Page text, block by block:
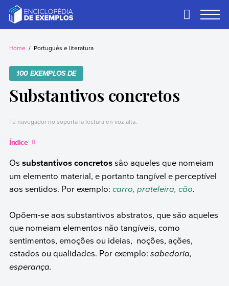
contentExemplos
Precisa de
temos.
Primary
Home Português e literatura
100 EXEMPLOS DE
Substantivos concretos
Tu navegador no soporta la lectura en voz alta.
Índice
Os substantivos concretossão aqueles que nomeiam
um elemento material, e portanto tangível e perceptível
aos sentidos. Por exemplo: carro, prateleira, cão.
Opõem-se aos substantivos abstratos, que são aqueles
que nomeiam elementos não tangíveis, como
sentimentos, emoções ou ideias, noções, ações,
estados ou qualidades. Por exemplo: sabedoria,
esperança.